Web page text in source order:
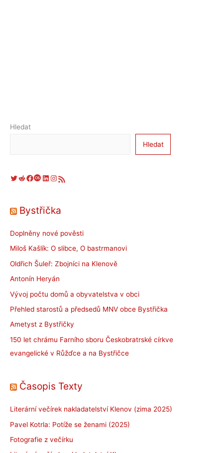
Hledat
Hledat
Twitter Reddit Facebook Last.fm LinkedIn Instagram RSS zdroj
Bystřička
Doplněny nové pověsti
Miloš Kašlík: O slibce, O bastrmanovi
Oldřich Šuleř: Zbojníci na Klenově
Antonín Heryán
Vývoj počtu domů a obyvatelstva v obci
Přehled starostů a předsedů MNV obce Bystřička
Ametyst z Bystřičky
150 let chrámu Farního sboru Českobratrské církve
evangelické v Růžďce a na Bystřičce
Časopis Texty
Literární večírek nakladatelství Klenov (zima 2025)
Pavel Kotrla: Potíže se ženami (2025)
Fotografie z večírku